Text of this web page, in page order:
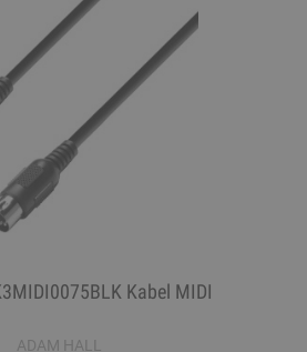
Kabel MIDI
ADAM HALL